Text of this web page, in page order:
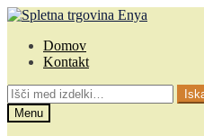
Skip
navigation
Skip
contentDomov
Kontakt
Išči:
Menu